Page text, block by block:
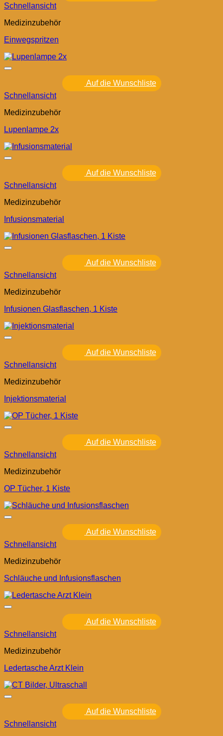
Schnellansicht
Medizinzubehör
Einwegspritzen
Auf die Wunschliste
Schnellansicht
Medizinzubehör
Lupenlampe 2x
Auf die Wunschliste
Schnellansicht
Medizinzubehör
Infusionsmaterial
Auf die Wunschliste
Schnellansicht
Medizinzubehör
Infusionen Glasflaschen, 1 Kiste
Auf die Wunschliste
Schnellansicht
Medizinzubehör
Injektionsmaterial
Auf die Wunschliste
Schnellansicht
Medizinzubehör
OP Tücher, 1 Kiste
Auf die Wunschliste
Schnellansicht
Medizinzubehör
Schläuche und Infusionsflaschen
Auf die Wunschliste
Schnellansicht
Medizinzubehör
Ledertasche Arzt Klein
Auf die Wunschliste
Schnellansicht